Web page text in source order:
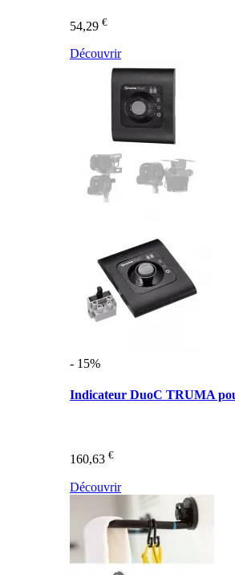
54,29 €
Découvrir
- 15%
Indicateur DuoC TRUMA
160,63 €
Découvrir